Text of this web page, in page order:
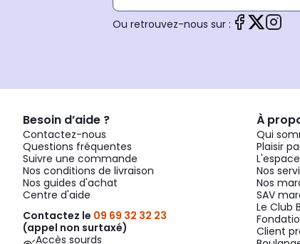
Ou retrouvez-nous sur :
Besoin d’aide ?
Contactez-nous
Questions fréquentes
Suivre une commande
Nos conditions de livraison
Nos guides d'achat
Centre d'aide
Contactez le 09 69 32 32 23
(appel non surtaxé)
Accès sourds
À
Qui
Plaisir
Nos
Nos
SAV
Le Club
Client